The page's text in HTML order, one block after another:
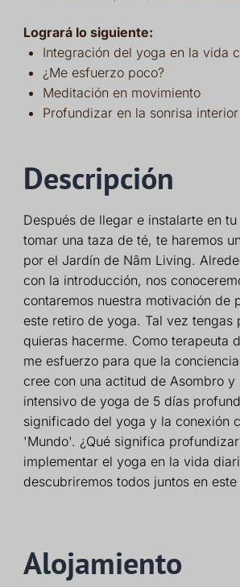
Logrará lo siguiente:
Integración del yoga en la vida
¿Me esfuerzo poco?
Meditación en movimiento
Profundizar en la sonrisa interior
Descripción
Después de llegar e instalarte en
tomar una taza de té, te haremos
por el Jardín de Nâm Living.
con la introducción, nos
contaremos nuestra motivación de
este retiro de yoga. Tal vez tengas
quieras hacerme. Como terapeuta
me esfuerzo para que la
cree con una actitud de Asombro y
intensivo de yoga de 5 días
significado del yoga y la conexión
'Mundo'. ¿Qué significa
implementar el yoga en la vida
descubriremos todos juntos en este
Alojamiento